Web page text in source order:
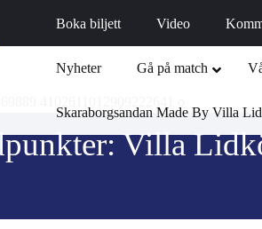
Boka biljett Video
Nyheter Gå på match
Skaraborgsandan Made By Villa
Villa